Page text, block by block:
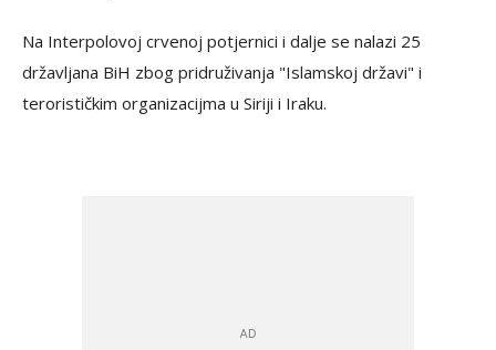
Na Interpolovoj crvenoj potjernici i dalje se nalazi 25
državljana BiH zbog pridruživanja "Islamskoj državi" i
terorističkim organizacijma u Siriji i Iraku.